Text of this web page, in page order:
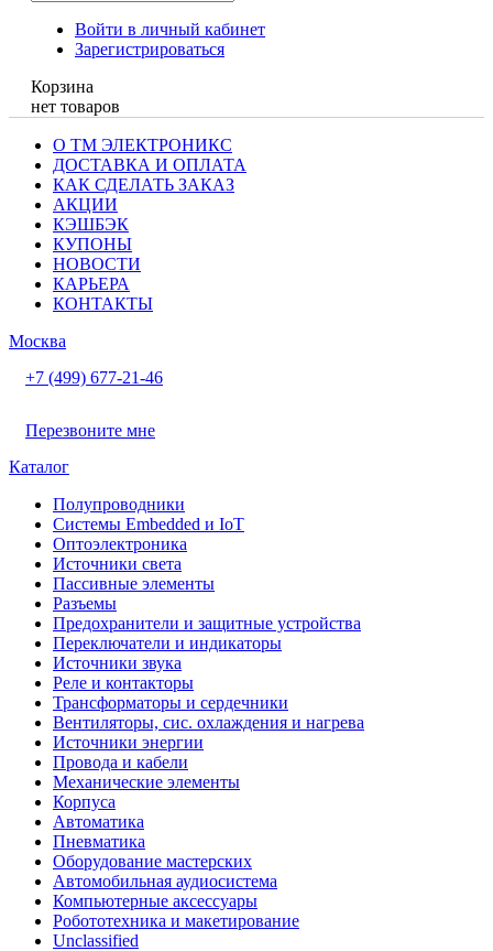
Войти в личный кабинет
Зарегистрироваться
Корзина
нет товаров
О ТМ ЭЛЕКТРОНИКС
ДОСТАВКА И ОПЛАТА
КАК СДЕЛАТЬ ЗАКАЗ
АКЦИИ
КЭШБЭК
КУПОНЫ
НОВОСТИ
КАРЬЕРА
КОНТАКТЫ
Москва
+7 (499) 677-21-46
Перезвоните мне
Каталог
Полупроводники
Системы Embedded и IoT
Oптоэлектроника
Источники света
Пассивные элементы
Разъeмы
Предохранители и защитные устройства
Переключатели и индикаторы
Источники звука
Реле и контакторы
Трансформаторы и сердечники
Вентиляторы, сис. охлаждения и нагрева
Источники энергии
Провода и кабели
Механические элементы
Корпуса
Автоматика
Пневматика
Оборудование мастерских
Автомобильная аудиосистема
Компьютерные аксессуары
Робототехника и макетирование
Unclassified